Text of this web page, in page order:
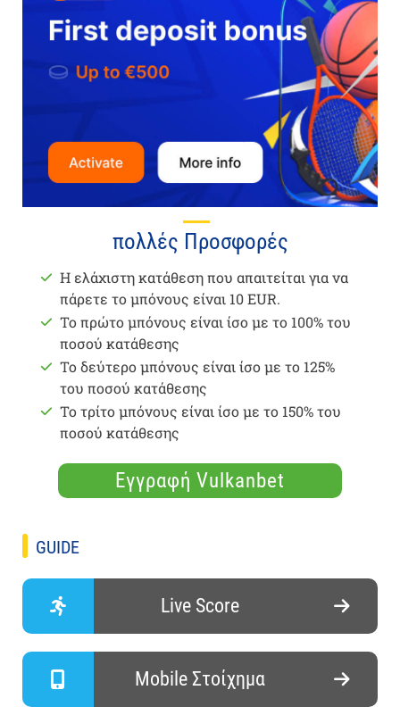
πολλές Προσφορές
Η ελάχιστη κατάθεση που απαιτείται για να
πάρετε το μπόνους είναι 10 EUR.
Το πρώτο μπόνους είναι ίσο με το 100% του
ποσού κατάθεσης
Το δεύτερο μπόνους είναι ίσο με το 125%
του ποσού κατάθεσης
Το τρίτο μπόνους είναι ίσο με το 150% του
ποσού κατάθεσης
Εγγραφή Vulkanbet
GUIDE
Live Score
Mobile Στοίχημα